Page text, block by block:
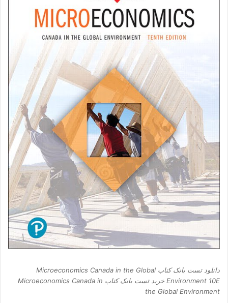
دانلود تست بانک کتاب Microeconomics Canada in the Global
Environment 10E خرید تست بانک کتاب Microeconomics Canada in
the Global Environment